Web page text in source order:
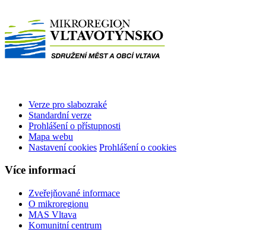
Verze pro slabozraké
Standardní verze
Prohlášení o přístupnosti
Mapa webu
Nastavení cookies Prohlášení o cookies
Více informací
Zveřejňované informace
O mikroregionu
MAS Vltava
Komunitní centrum